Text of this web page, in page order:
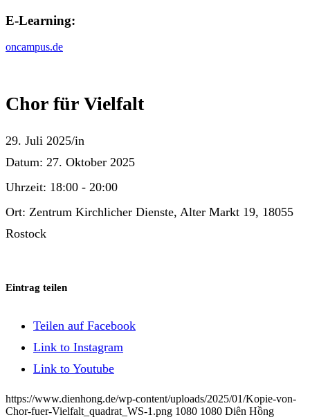
E-Learning:
oncampus.de
Chor für Vielfalt
29. Juli 2025/in
Datum: 27. Oktober 2025
Uhrzeit: 18:00 - 20:00
Ort: Zentrum Kirchlicher Dienste, Alter Markt 19, 18055
Rostock
Eintrag teilen
Teilen auf Facebook
Link to Instagram
Link to Youtube
https://www.dienhong.de/wp-content/uploads/2025/01/Kopie-von-
Chor-fuer-Vielfalt_quadrat_WS-1.png 1080 1080 Diên Hồng